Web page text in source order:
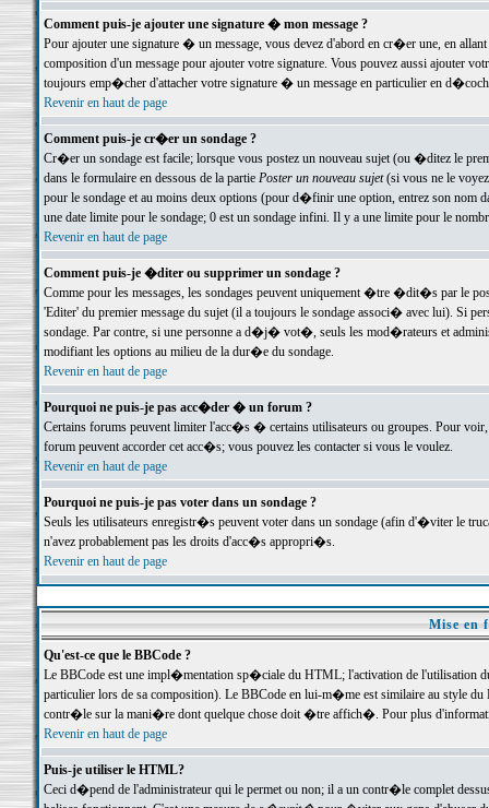
Comment puis-je ajouter une signature � mon message ?
Pour ajouter une signature � un message, vous devez d'abord en cr�er une, en
composition d'un message pour ajouter votre signature. Vous pouvez aussi ajouter
toujours emp�cher d'attacher votre signature � un message en particulier en
Revenir en haut de page
Comment puis-je cr�er un sondage ?
Cr�er un sondage est facile; lorsque vous postez un nouveau sujet (ou �ditez le
dans le formulaire en dessous de la partie Poster un nouveau sujet(si vous ne le voyez
pour le sondage et au moins deux options (pour d�finir une option, entrez son nom
une date limite pour le sondage; 0 est un sondage infini. Il y a une limite pour le
Revenir en haut de page
Comment puis-je �diter ou supprimer un sondage ?
Comme pour les messages, les sondages peuvent uniquement �tre �dit�s par le
'Editer' du premier message du sujet (il a toujours le sondage associ� avec lui). Si
sondage. Par contre, si une personne a d�j� vot�, seuls les mod�rateurs et
modifiant les options au milieu de la dur�e du sondage.
Revenir en haut de page
Pourquoi ne puis-je pas acc�der � un forum ?
Certains forums peuvent limiter l'acc�s � certains utilisateurs ou groupes. Pour
forum peuvent accorder cet acc�s; vous pouvez les contacter si vous le voulez.
Revenir en haut de page
Pourquoi ne puis-je pas voter dans un sondage ?
Seuls les utilisateurs enregistr�s peuvent voter dans un sondage (afin d'�viter le
n'avez probablement pas les droits d'acc�s appropri�s.
Revenir en haut de page
Mise en
Qu'est-ce que le BBCode ?
Le BBCode est une impl�mentation sp�ciale du HTML; l'activation de l'utilisation
particulier lors de sa composition). Le BBCode en lui-m�me est similaire au style
contr�le sur la mani�re dont quelque chose doit �tre affich�. Pour plus
Revenir en haut de page
Puis-je utiliser le HTML?
Ceci d�pend de l'administrateur qui le permet ou non; il a un contr�le complet